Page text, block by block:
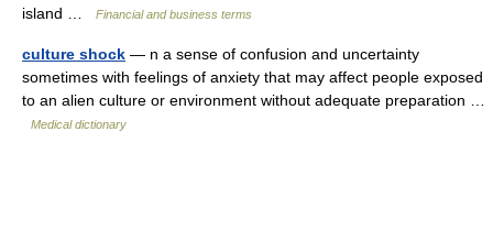
island …
Financial and business terms
culture shock — n a sense of confusion and uncertainty
sometimes with feelings of anxiety that may affect people exposed
to an alien culture or environment without adequate preparation …
Medical dictionary